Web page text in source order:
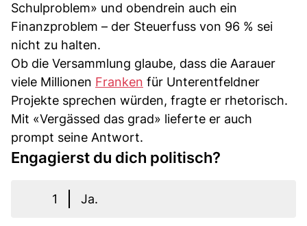
Schulproblem» und obendrein auch ein
Finanzproblem – der Steuerfuss von 96 % sei
nicht zu halten.
Ob die Versammlung glaube, dass die Aarauer
viele Millionen Franken für Unterentfeldner
Projekte sprechen würden, fragte er rhetorisch.
Mit «Vergässed das grad» lieferte er auch
prompt seine Antwort.
Engagierst du dich politisch?
1 Ja.